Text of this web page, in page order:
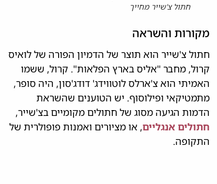
חתול צ'שייר מחייך
מקורות והשראה
חתול צ'שייר הוא תוצר של הדמיון הפורה של לואיס
קרול, מחבר "אליס בארץ הפלאות". קרול, ששמו
האמיתי הוא צ'ארלס לוטווידג' דודג'סון, היה סופר,
מתמטיקאי ופילוסוף. יש הטוענים שהשראת
הדמות הגיעה מסוג של חתולים מקומיים בצ'שייר,
חתולים אנגליים, או מציורים ואמנות פופולרית של
התקופה.